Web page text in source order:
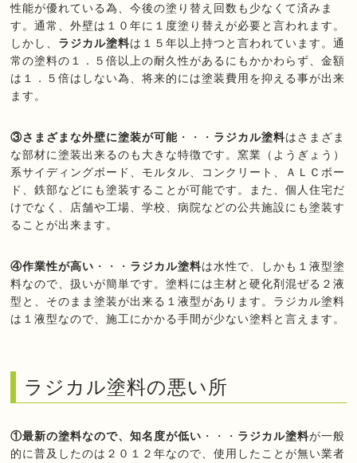
性能が優れている為、今後の塗り替え回数も少なくて済みま
す。通常、外壁は１０年に１度塗り替えが必要と言われます。
しかし、 ラジカル塗料は１５年以上持つと言われています。通
常の塗料の１．５倍以上の耐久性があるにもかかわらず、金額
は１．５倍はしない為、将来的には塗装費用を抑える事が出来
ます。
③さまざまな外壁に塗装が可能 ・・・ ラジカル塗料はさまざま
な部材に塗装出来るのも大きな特徴です。窯業（ようぎょう）
系サイディングボード、モルタル、コンクリート、ＡＬＣボー
ド、鉄部などにも塗装することが可能です。また、個人住宅だ
けでなく、店舗や工場、学校、病院などの公共施設にも塗装す
ることが出来ます。
④作業性が高い ・・・ ラジカル塗料は水性で、しかも１液型塗
料なので、扱いが簡単です。塗料には主材と硬化剤混ぜる２液
型と、そのまま塗装が出来る１液型があります。ラジカル塗料
は１液型なので、施工にかかる手間が少ない塗料と言えます。
ラジカル塗料の悪い所
①最新の塗料なので、知名度が低い ・・・ ラジカル塗料が一般
的に普及したのは２０１２年なので、使用したことが無い業者